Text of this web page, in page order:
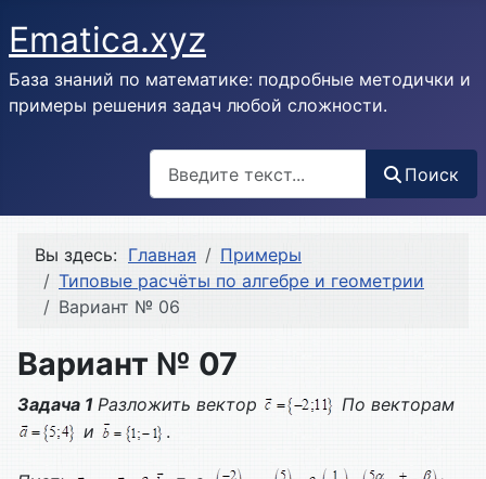
Ematica.xyz
База знаний по математике: подробные методички и
примеры решения задач любой сложности.
Поиск
Вы здесь: Главная
Примеры
Типовые расчёты по алгебре и геометрии
Вариант № 06
Вариант № 07
Задача 1 Разложить вектор
По векторам
и
.